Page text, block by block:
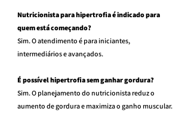
Nutricionista para hipertrofia é indicado para
quem está começando?
Sim. O atendimento é para iniciantes,
intermediários e avançados.
É possível hipertrofia sem ganhar gordura?
Sim. O planejamento do nutricionista reduz o
aumento de gordura e maximiza o ganho muscular.